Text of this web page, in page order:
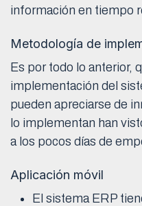
información en tiempo
Metodología de
Es por todo lo anterior,
implementación del
pueden apreciarse de
lo implementan han
a los pocos días de
Aplicación móvil
El sistema ERP